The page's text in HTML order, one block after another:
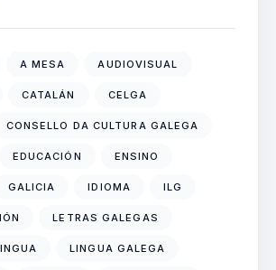
A MESA AUDIOVISUAL
CATALÁN CELGA
CONSELLO DA CULTURA GALEGA
EDUCACIÓN ENSINO
GALICIA IDIOMA ILG
LETRAS GALEGAS
LINGUA GALEGA